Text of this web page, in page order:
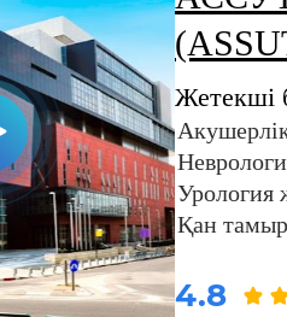
Жетекші
Урология
Қан
4.8